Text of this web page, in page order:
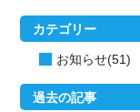
カテゴリー
お知らせ(51)
過去の記事